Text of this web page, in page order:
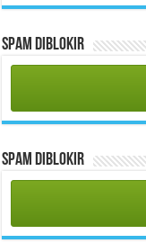
Spam Diblokir
Spam Diblokir